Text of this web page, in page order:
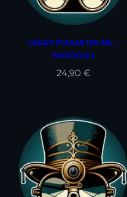
GREEN PULSAR 100 ML –
NEOSWEET
24,90 €